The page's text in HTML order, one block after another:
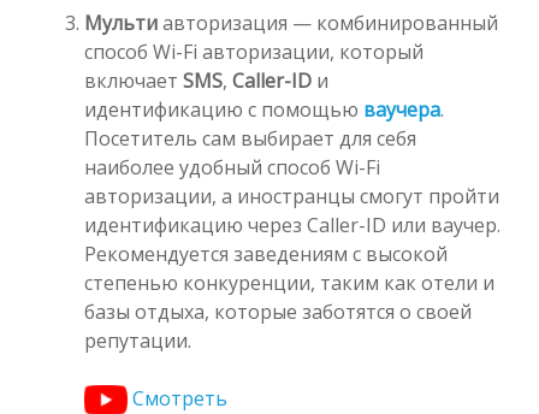
Мультиавторизация — комбинированный
способ Wi-Fi авторизации, который
включает SMS, Caller-ID и
идентификацию с помощью ваучера.
Посетитель сам выбирает для себя
наиболее удобный способ Wi-Fi
авторизации, а иностранцы смогут пройти
идентификацию через Caller-ID или ваучер.
Рекомендуется заведениям с высокой
степенью конкуренции, таким как отели и
базы отдыха, которые заботятся о своей
репутации.
Смотреть